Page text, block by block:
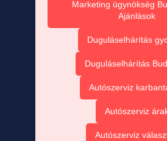
Marketing ügynökség
Ajánlások
Duguláselhárítás
Duguláselhárítás
Autószerviz
Autószerviz
Autószerviz